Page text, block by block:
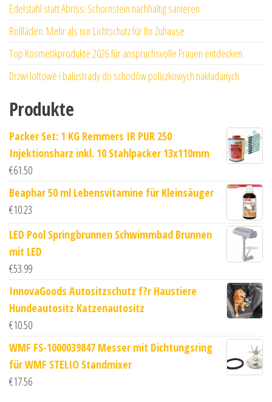
Edelstahl statt Abriss: Schornstein nachhaltig sanieren
Rollläden: Mehr als nur Lichtschutz für Ihr Zuhause
Top Kosmetikprodukte 2026 für anspruchsvolle Frauen entdecken
Drzwi loftowe i balustrady do schodów policzkowych nakładanych
Produkte
Packer Set: 1 KG Remmers IR PUR 250
Injektionsharz inkl. 10 Stahlpacker 13x110mm
€61.50
Beaphar 50 ml Lebensvitamine für Kleinsäuger
€10.23
LED Pool Springbrunnen Schwimmbad Brunnen
mit LED
€53.99
InnovaGoods Autositzschutz f?r Haustiere
Hundeautositz Katzenautositz
€10.50
WMF FS-1000039847 Messer mit Dichtungsring
für WMF STELIO Standmixer
€17.56